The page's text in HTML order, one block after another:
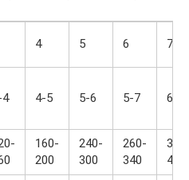
4 5 6 7-8
4-5 5-6 5-7 6-7
160-
200
240-
300
260-
340
400